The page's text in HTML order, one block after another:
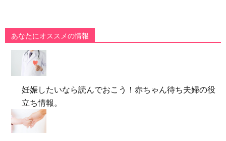
あなたにオススメの情報
妊娠したいなら読んでおこう！赤ちゃん待ち夫婦の役
立ち情報。